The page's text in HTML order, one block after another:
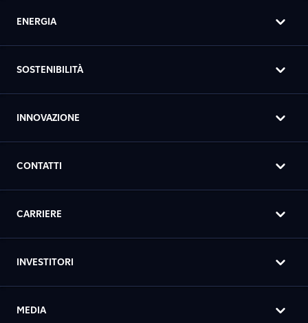
ENERGIA
SOSTENIBILITÀ
INNOVAZIONE
CONTATTI
CARRIERE
INVESTITORI
MEDIA